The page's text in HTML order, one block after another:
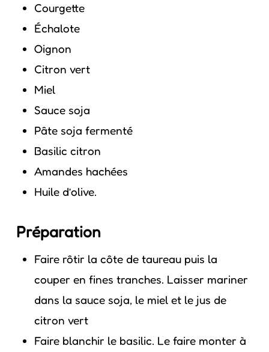
Courgette
Échalote
Oignon
Citron vert
Miel
Sauce soja
Pâte soja fermenté
Basilic citron
Amandes hachées
Huile d’olive.
Préparation
Faire rôtir la côte de taureau puis la
couper en fines tranches. Laisser mariner
dans la sauce soja, le miel et le jus de
citron vert
Faire blanchir le basilic. Le faire monter à